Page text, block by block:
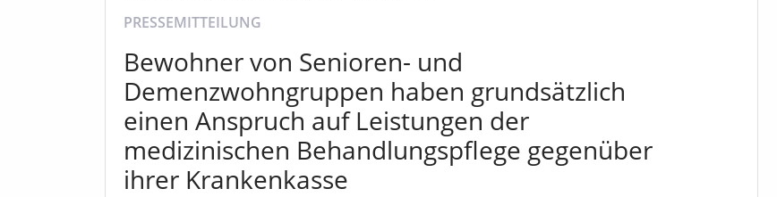
PRESSEMITTEILUNG
Bewohner von Senioren- und
Demenzwohngruppen haben grundsätzlich
einen Anspruch auf Leistungen der
medizinischen Behandlungspflege gegenüber
ihrer Krankenkasse